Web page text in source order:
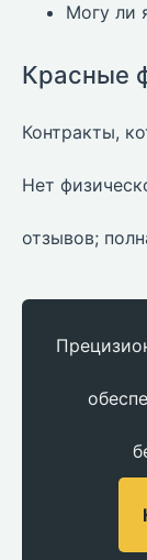
Могу ли
Красные
Контракты,
Нет
отзывов;